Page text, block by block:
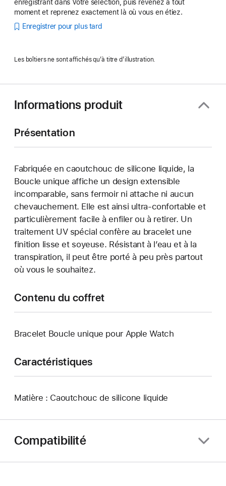
enregistrant dans Votre sélection, puis revenez à tout
moment et reprenez exactement là où vous en étiez.
Enregistrer pour plus tard
Les boîtiers ne sont affichés qu’à titre d’illustration.
Informations produit
Présentation
Fabriquée en caoutchouc de silicone liquide, la
Boucle unique affiche un design extensible
incomparable, sans fermoir ni attache ni aucun
chevauchement. Elle est ainsi ultra-confortable et
particulièrement facile à enfiler ou à retirer. Un
traitement UV spécial confère au bracelet une
finition lisse et soyeuse. Résistant à l’eau et à la
transpiration, il peut être porté à peu près partout
où vous le souhaitez.
Contenu du coffret
Bracelet Boucle unique pour Apple Watch
Caractéristiques
Matière : Caoutchouc de silicone liquide
Compatibilité